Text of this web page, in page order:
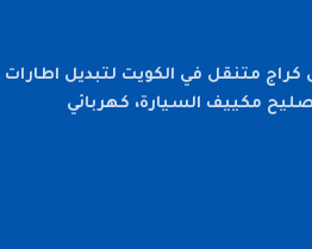
متنقل في الكويت لتبديل اطارات
مكييف السيارة، كهربائي